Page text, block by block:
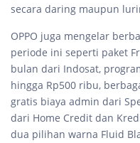
secara daring maupun
OPPO juga mengelar
periode ini seperti paket
bulan dari Indosat,
hingga Rp500 ribu,
gratis biaya admin dari
dari Home Credit dan
dua pilihan warna Fluid